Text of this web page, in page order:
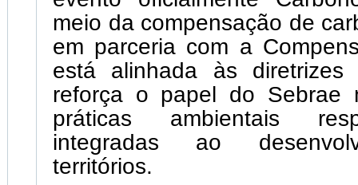
meio da compensação de
em parceria com a
está alinhada às
reforça o papel do Sebrae
práticas ambientais
integradas ao
territórios.